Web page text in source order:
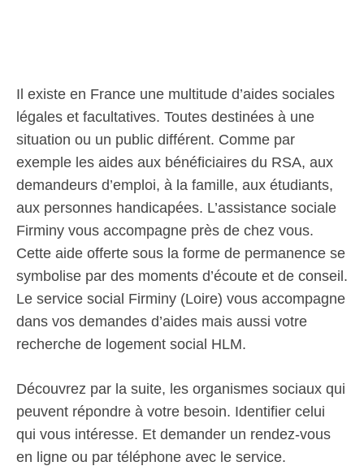
Il existe en France une multitude d’aides sociales
légales et facultatives. Toutes destinées à une
situation ou un public différent. Comme par
exemple les aides aux bénéficiaires du RSA, aux
demandeurs d’emploi, à la famille, aux étudiants,
aux personnes handicapées. L’assistance sociale
Firminy vous accompagne près de chez vous.
Cette aide offerte sous la forme de permanence se
symbolise par des moments d’écoute et de conseil.
Le service social Firminy (Loire) vous accompagne
dans vos demandes d’aides mais aussi votre
recherche de logement social HLM.
Découvrez par la suite, les organismes sociaux qui
peuvent répondre à votre besoin. Identifier celui
qui vous intéresse. Et demander un rendez-vous
en ligne ou par téléphone avec le service.